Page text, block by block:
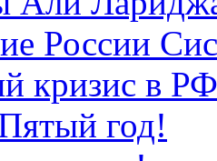
России
кризис в РФ
год!